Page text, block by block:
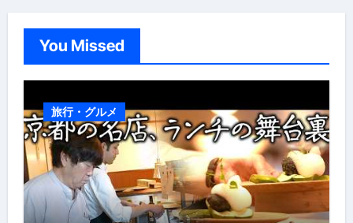
You Missed
旅行・グルメ